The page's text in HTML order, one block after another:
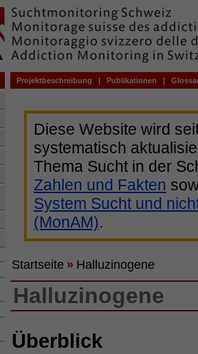
Projektbeschreibung | Publikationen |
Diese Website wird
systematisch
Thema Sucht in der
Zahlen und Fakten
System Sucht und
(MonAM).
Startseite » Halluzinogene
Halluzinogene
Überblick